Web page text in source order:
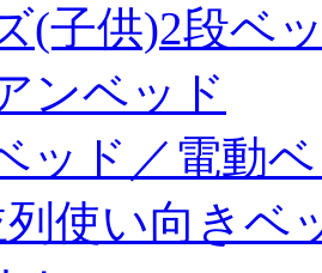
(子供)2段ベ
ンベッド
ッド／電動
列使い向きベ